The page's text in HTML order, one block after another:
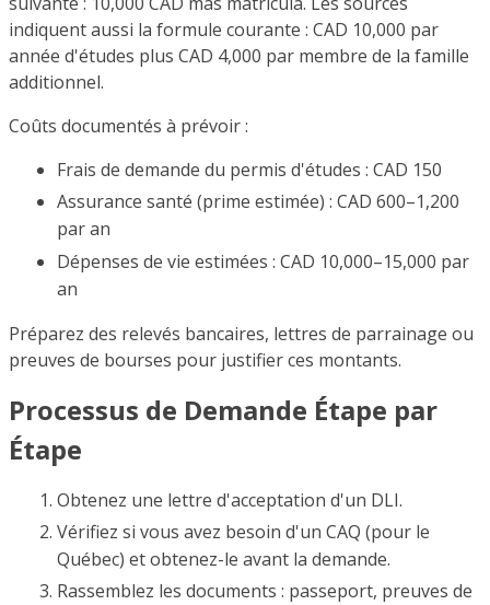
indiquent aussi la formule courante : CAD 10,000 par
année d'études plus CAD 4,000 par membre de la famille
additionnel.
Coûts documentés à prévoir :
Frais de demande du permis d'études : CAD 150
Assurance santé (prime estimée) : CAD 600–1,200
par an
Dépenses de vie estimées : CAD 10,000–15,000 par
an
Préparez des relevés bancaires, lettres de parrainage ou
preuves de bourses pour justifier ces montants.
Processus de Demande Étape par
Étape
Obtenez une lettre d'acceptation d'un DLI.
Vérifiez si vous avez besoin d'un CAQ (pour le
Québec) et obtenez-le avant la demande.
Rassemblez les documents : passeport, preuves de